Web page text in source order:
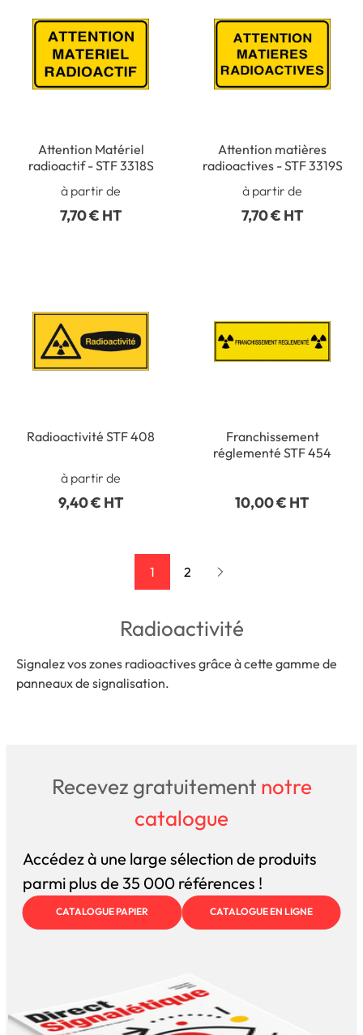
Attention Matériel
radioactif - STF 3318S
à partir de
7,70 € HT
Attention matières
radioactives - STF 3319S
à partir de
7,70 € HT
Radioactivité STF 408
à partir de
9,40 € HT
Franchissement
réglementé STF 454
10,00 € HT
1 2
Radioactivité
Signalez vos zones radioactives grâce à cette gamme de
panneaux de signalisation.
Recevez gratuitement notre
catalogue
Accédez à une large sélection de produits
parmi plus de 35 000 références !
CATALOGUE PAPIER CATALOGUE EN LIGNE